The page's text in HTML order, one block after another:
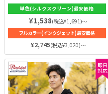
単色(シルクスクリーン)最安価格
¥1,538(税込¥1,691)～
フルカラー(インクジェット)最安価格
¥2,745(税込¥3,020)～
即日
対応